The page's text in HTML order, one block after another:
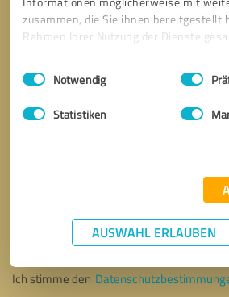
zusammen, die Sie ihnen bereitgestellt
Rahmen Ihrer Nutzung der Dienste
Impressum Datenschutzbestimmungen
Einwilligungsauswahl
Notwendig
Statistiken
AUSWAHL ERLAUBEN
Nachricht senden
Ich stimme den